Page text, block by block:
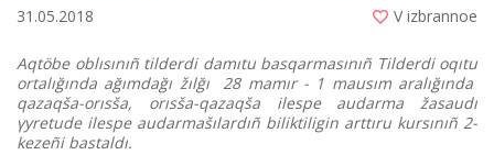
31.05.2018 V izbrannoe
Aqtöbe oblısınıñ tіlderdі damıtu basqarmasınıñ Tіlderdі oqıtu
ortalığında ağımdağı žılğı 28 mamır - 1 mausım aralığında
qazaqša-orısša, orısša-qazaqša іlespe audarma žasaudı
үyretude іlespe audarmašılardıñ bіlіktіlіgіn arttıru kursınıñ 2-
kezeñі bastaldı.